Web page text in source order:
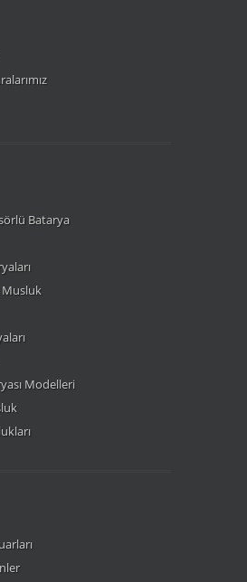
Batarya
Musluk
Modelleri